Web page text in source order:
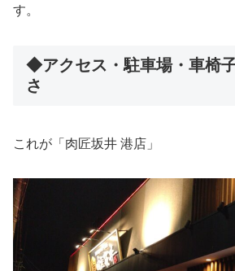
す。
◆アクセス・駐車場・車椅
さ
これが「肉匠坂井 港店」